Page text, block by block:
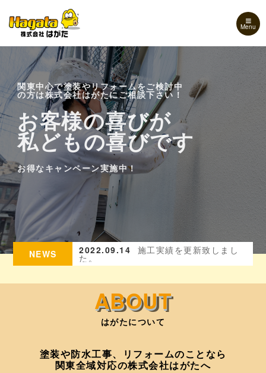
Menu
お得なキャンペーン実施中！
お客様の喜びが
私どもの喜びです
関東中心で塗装やリフォームをご検討中
の方は株式会社はがたにご相談下さい！
お得なキャンペーン実施中！
お客様の喜びが
私どもの喜びです
お得なキャンペーン実施中！
お客様の喜びが
私どもの喜びです
NEWS
更新致しまし 2022.09.14 施工実績を更新致しまし
た。
はがたについて
塗装や防水工事、リフォームのことなら
関東全域対応の株式会社はがたへ